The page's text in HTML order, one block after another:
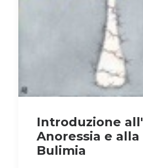
Introduzione all'
Anoressia e alla
Bulimia